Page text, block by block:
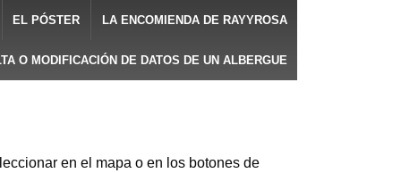
EL PÓSTER LA ENCOMIENDA DE RAYYROSA
O MODIFICACIÓN DE DATOS DE UN ALBERGUE
en el mapa o en los botones de